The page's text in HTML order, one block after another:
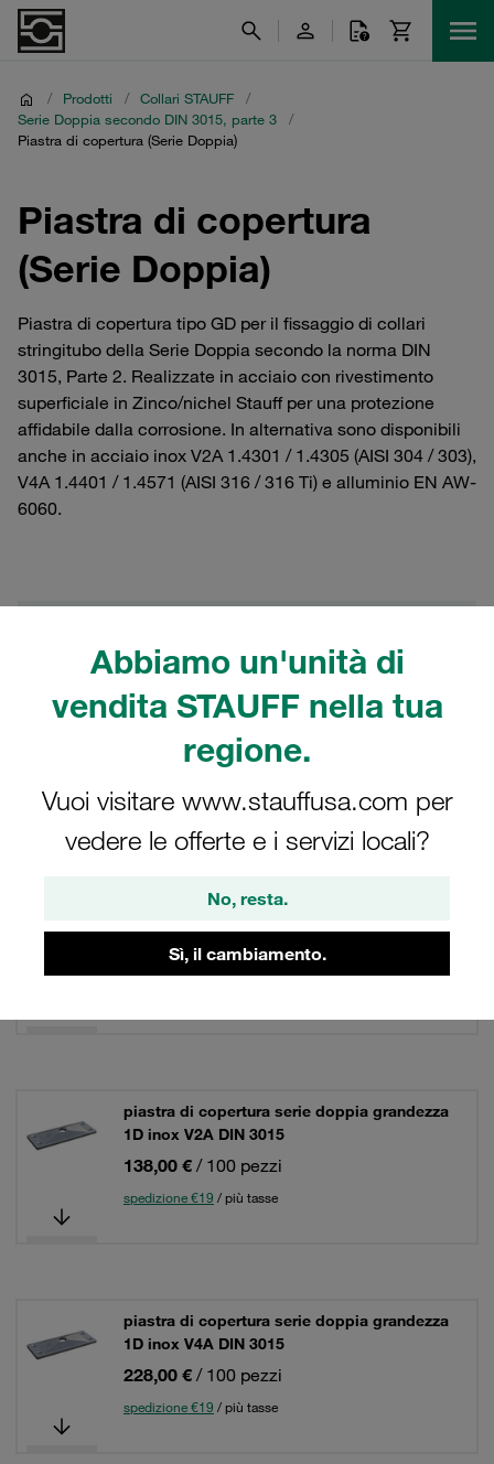
Abbiamo un'unità di
vendita STAUFF nella tua
regione.
Vuoi visitare www.stauffusa.com per
vedere le offerte e i servizi locali?
No, resta.
Sì, il cambiamento.
/ Prodotti / Collari STAUFF
/
Serie Doppia secondo DIN 3015, parte 3
/
Piastra di copertura (Serie Doppia)
Piastra di copertura
(Serie Doppia)
Piastra di copertura tipo GD per il fissaggio di collari
stringitubo della Serie Doppia secondo la norma DIN
3015, Parte 2. Realizzate in acciaio con rivestimento
superficiale in Zinco/nichel Stauff per una protezione
affidabile dalla corrosione. In alternativa sono disponibili
anche in acciaio inox V2A 1.4301 / 1.4305 (AISI 304 / 303),
V4A 1.4401 / 1.4571 (AISI 316 / 316 Ti) e alluminio EN AW-
6060.
Serie Doppia secondo DIN 3015, parte 3
Griglia Elenco
piastra di copertura serie doppia grandezza
66,00 € / 100 pezzi
piastra di copertura serie doppia grandezza
1D inox V2A DIN 3015
138,00 € / 100 pezzi
spedizione €19 / più tasse
piastra di copertura serie doppia grandezza
1D inox V4A DIN 3015
228,00 € / 100 pezzi
spedizione €19 / più tasse